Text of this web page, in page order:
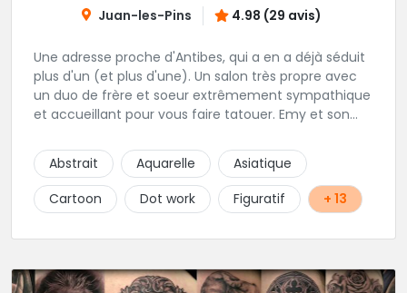
Juan-les-Pins 4.98 (29 avis)
Une adresse proche d'Antibes, qui a en a déjà séduit
plus d'un (et plus d'une). Un salon très propre avec
un duo de frère et soeur extrêmement sympathique
et accueillant pour vous faire tatouer. Emy et son
désirs des clients, même une fois leur travail terminé.
Un studio polyvalent toujours en recherche de
nouveaux styles !
Abstrait Aquarelle
Asiatique
Cartoon
Dot work Figuratif + 13